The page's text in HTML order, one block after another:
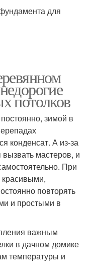
для
потолков
зимой в
конденсат. А из-за
вызвать мастеров, и
При
красивыми,
повторять
и простыми в
важным
в дачном домике
температуры и